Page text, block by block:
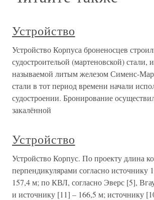
Устройство
Устройство Корпуса броненосцев
судостроительой (мартеновской) стали,
называемой литым железом Сименс-
стали в тот период времени начали
судостроении. Бронирование
закалённой
Устройство
Устройство Корпус. По проекту длина
перпендикулярами согласно источнику
157,4 м; по КВЛ, согласно Эверс [5],
и источнику [11] – 166,5 м; источнику